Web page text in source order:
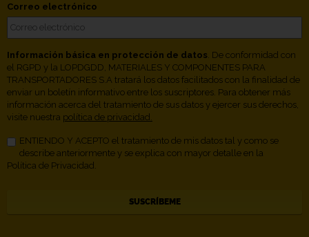
Correo electrónico
Información básica en protección de datos . De conformidad con
el RGPD y la LOPDGDD, MATERIALES Y COMPONENTES PARA
TRANSPORTADORES S.A tratará los datos facilitados con la finalidad de
enviar un boletín informativo entre los suscriptores. Para obtener más
información acerca del tratamiento de sus datos y ejercer sus derechos,
visite nuestra política de privacidad.
ENTIENDO Y ACEPTO el tratamiento de mis datos tal y como se
describe anteriormente y se explica con mayor detalle en la
Política de Privacidad.